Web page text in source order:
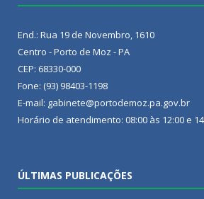
End.: Rua 19 de Novembro, 1610
Centro - Porto de Moz - PA
CEP: 68330-000
Fone: (93) 98403-1198
E-mail: gabinete@portodemoz.pa.gov.br
Horário de atendimento: 08:00 às 12:00 e
ÚLTIMAS PUBLICAÇÕES